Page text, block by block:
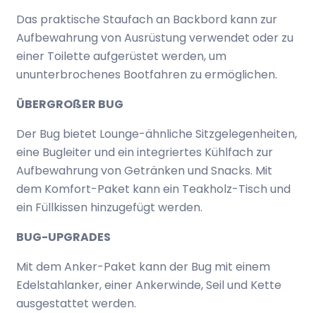
Das praktische Staufach an Backbord kann zur
Aufbewahrung von Ausrüstung verwendet oder zu
einer Toilette aufgerüstet werden, um
ununterbrochenes Bootfahren zu ermöglichen.
ÜBERGROßER BUG
Der Bug bietet Lounge-ähnliche Sitzgelegenheiten,
eine Bugleiter und ein integriertes Kühlfach zur
Aufbewahrung von Getränken und Snacks. Mit
dem Komfort-Paket kann ein Teakholz-Tisch und
ein Füllkissen hinzugefügt werden.
BUG-UPGRADES
Mit dem Anker-Paket kann der Bug mit einem
Edelstahlanker, einer Ankerwinde, Seil und Kette
ausgestattet werden.